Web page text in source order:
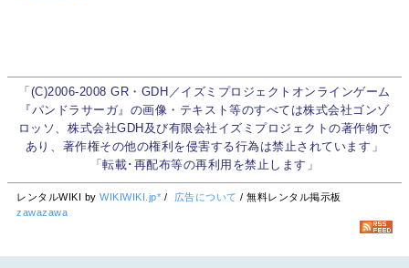
「(C)2006-2008 GR・GDH／イズミプロジェクトオンラインゲーム
『パンドラサーガ』の画像・テキスト等のすべては株式会社ゴンゾ
ロッソ、株式会社GDH及び有限会社イズミプロジェクトの著作物で
あり、著作権その他の権利を侵害する行為は禁止されています」
「転載･再配布等の再利用を禁止します」
レンタルWIKI byWIKIWIKI.jp* / 広告について / 無料レンタル掲示板
zawazawa